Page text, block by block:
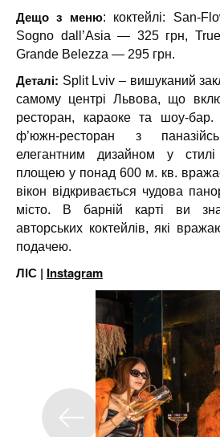
Дещо з меню: коктейлі: San-
Sogno dall’Asia — 325 грн,
Grande Belezza — 295 грн.
Деталі: Split Lviv – вишуканий
самому центрі Львова, що
ресторан, караоке та шоу-
ф’южн-ресторан з
елегантним дизайном у
площею у понад 600 м. кв.
вікон відкривається чудова
місто. В барній карті ви
авторських коктейлів, які
подачею.
ЛІС | Instagram